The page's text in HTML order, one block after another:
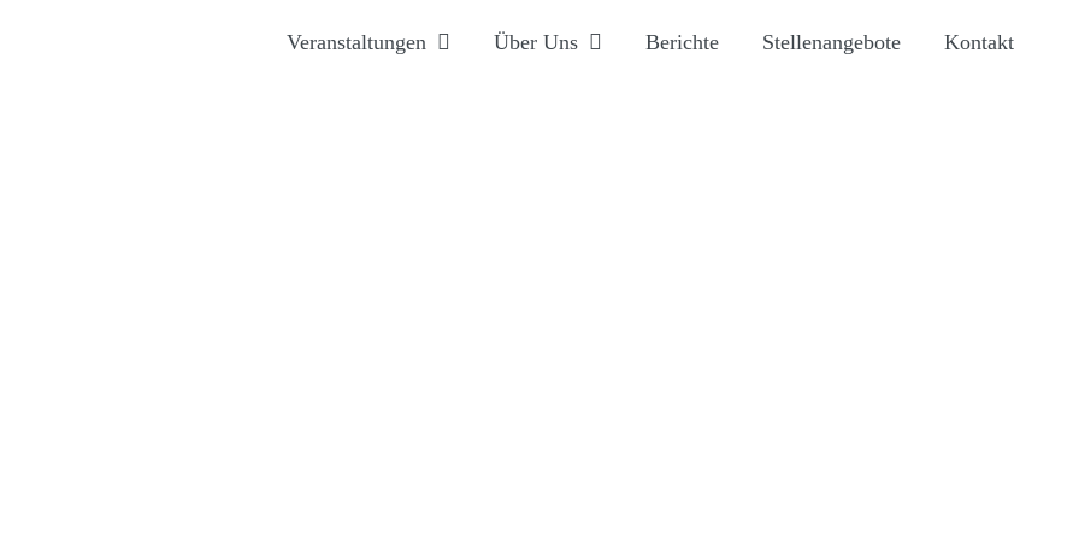
Veranstaltungen Über Uns Berichte Stellenangebote Kontakt